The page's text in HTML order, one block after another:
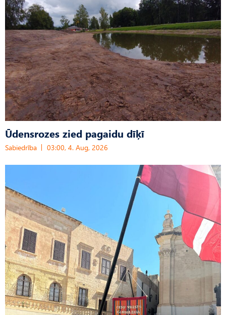
Ūdensrozes zied pagaidu dīķī
Sabiedrība 03:00, 4. Aug, 2026